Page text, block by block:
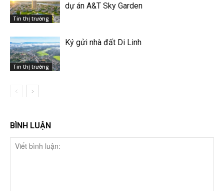
Tin thị trường
dự án A&T Sky Garden
Tin thị trường
Ký gửi nhà đất Di Linh
BÌNH LUẬN